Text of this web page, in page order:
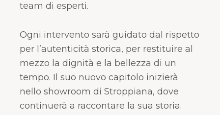
team di esperti.
Ogni intervento sarà guidato dal rispetto
per l’autenticità storica, per restituire al
mezzo la dignità e la bellezza di un
tempo. Il suo nuovo capitolo inizierà
nello showroom di Stroppiana, dove
continuerà a raccontare la sua storia.